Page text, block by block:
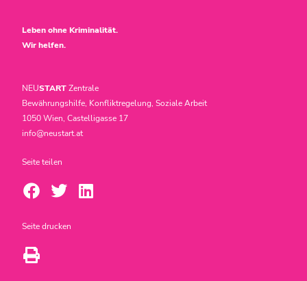
Leben ohne Kriminalität.
Wir helfen.
NEUSTARTZentrale
Bewährungshilfe, Konfliktregelung, Soziale Arbeit
1050 Wien, Castelligasse 17
info@neustart.at
Seite teilen
Seite drucken